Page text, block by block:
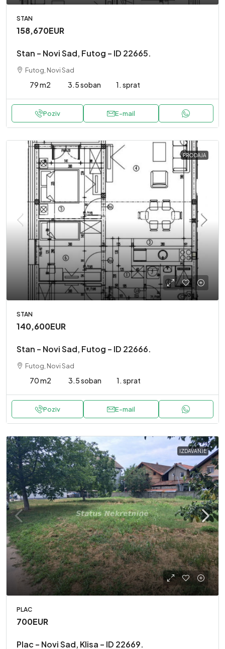
STAN
158,670EUR
Stan – Novi Sad, Futog – ID 22665.
Futog, Novi Sad
79 m2 3.5 soban 1. sprat
Poziv E-mail
PRODAJA
STAN
140,600EUR
Stan – Novi Sad, Futog – ID 22666.
Futog, Novi Sad
70 m2 3.5 soban 1. sprat
Poziv E-mail
IZDAVANJE
PLAC
700EUR
Plac – Novi Sad, Klisa – ID 22669.